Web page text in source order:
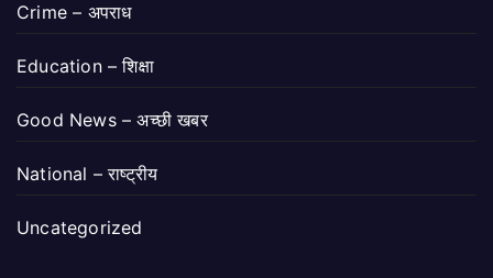
Crime – अपराध
Education – शिक्षा
Good News – अच्छी खबर
National – राष्ट्रीय
Uncategorized